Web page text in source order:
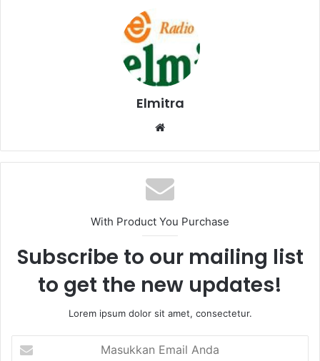
Elmitra
Website
With Product You Purchase
Subscribe to our mailing list
to get the new updates!
Lorem ipsum dolor sit amet, consectetur.
Email